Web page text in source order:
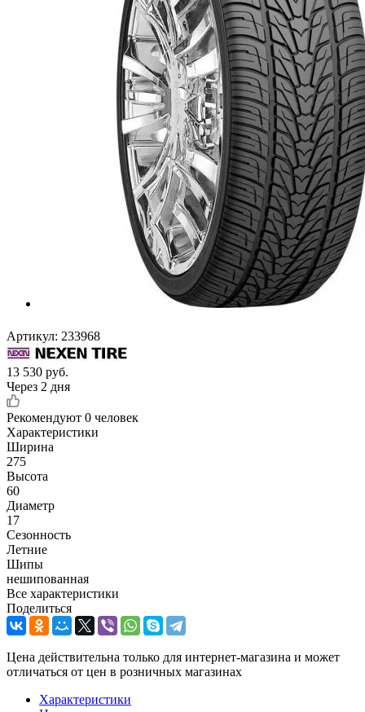
Артикул: 233968
13 530 руб.
Через 2 дня
Рекомендуют 0 человек
Характеристики
Ширина
275
Высота
60
Диаметр
17
Сезонность
Летние
Шипы
нешипованная
Все характеристики
Поделиться
Цена действительна только для интернет-магазина и может
отличаться от цен в розничных магазинах
Характеристики